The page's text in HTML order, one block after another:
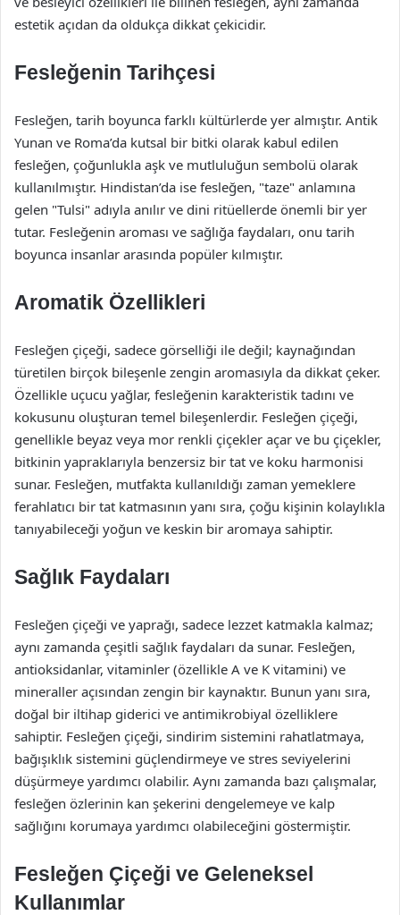
estetik açıdan da oldukça dikkat çekicidir.
Fesleğenin Tarihçesi
Fesleğen, tarih boyunca farklı kültürlerde yer almıştır. Antik
Yunan ve Roma’da kutsal bir bitki olarak kabul edilen
fesleğen, çoğunlukla aşk ve mutluluğun sembolü olarak
kullanılmıştır. Hindistan’da ise fesleğen, "taze" anlamına
gelen "Tulsi" adıyla anılır ve dini ritüellerde önemli bir yer
tutar. Fesleğenin aroması ve sağlığa faydaları, onu tarih
boyunca insanlar arasında popüler kılmıştır.
Aromatik Özellikleri
Fesleğen çiçeği, sadece görselliği ile değil; kaynağından
türetilen birçok bileşenle zengin aromasıyla da dikkat çeker.
Özellikle uçucu yağlar, fesleğenin karakteristik tadını ve
kokusunu oluşturan temel bileşenlerdir. Fesleğen çiçeği,
genellikle beyaz veya mor renkli çiçekler açar ve bu çiçekler,
bitkinin yapraklarıyla benzersiz bir tat ve koku harmonisi
sunar. Fesleğen, mutfakta kullanıldığı zaman yemeklere
ferahlatıcı bir tat katmasının yanı sıra, çoğu kişinin kolaylıkla
tanıyabileceği yoğun ve keskin bir aromaya sahiptir.
Sağlık Faydaları
Fesleğen çiçeği ve yaprağı, sadece lezzet katmakla kalmaz;
aynı zamanda çeşitli sağlık faydaları da sunar. Fesleğen,
antioksidanlar, vitaminler (özellikle A ve K vitamini) ve
mineraller açısından zengin bir kaynaktır. Bunun yanı sıra,
doğal bir iltihap giderici ve antimikrobiyal özelliklere
sahiptir. Fesleğen çiçeği, sindirim sistemini rahatlatmaya,
bağışıklık sistemini güçlendirmeye ve stres seviyelerini
düşürmeye yardımcı olabilir. Aynı zamanda bazı çalışmalar,
fesleğen özlerinin kan şekerini dengelemeye ve kalp
sağlığını korumaya yardımcı olabileceğini göstermiştir.
Fesleğen Çiçeği ve Geleneksel
Kullanımlar